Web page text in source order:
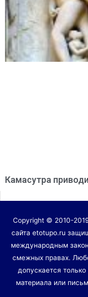
Камасутра
Copyright © 2010-
сайта etotupo.ru
международным
смежных правах.
допускается
материала или